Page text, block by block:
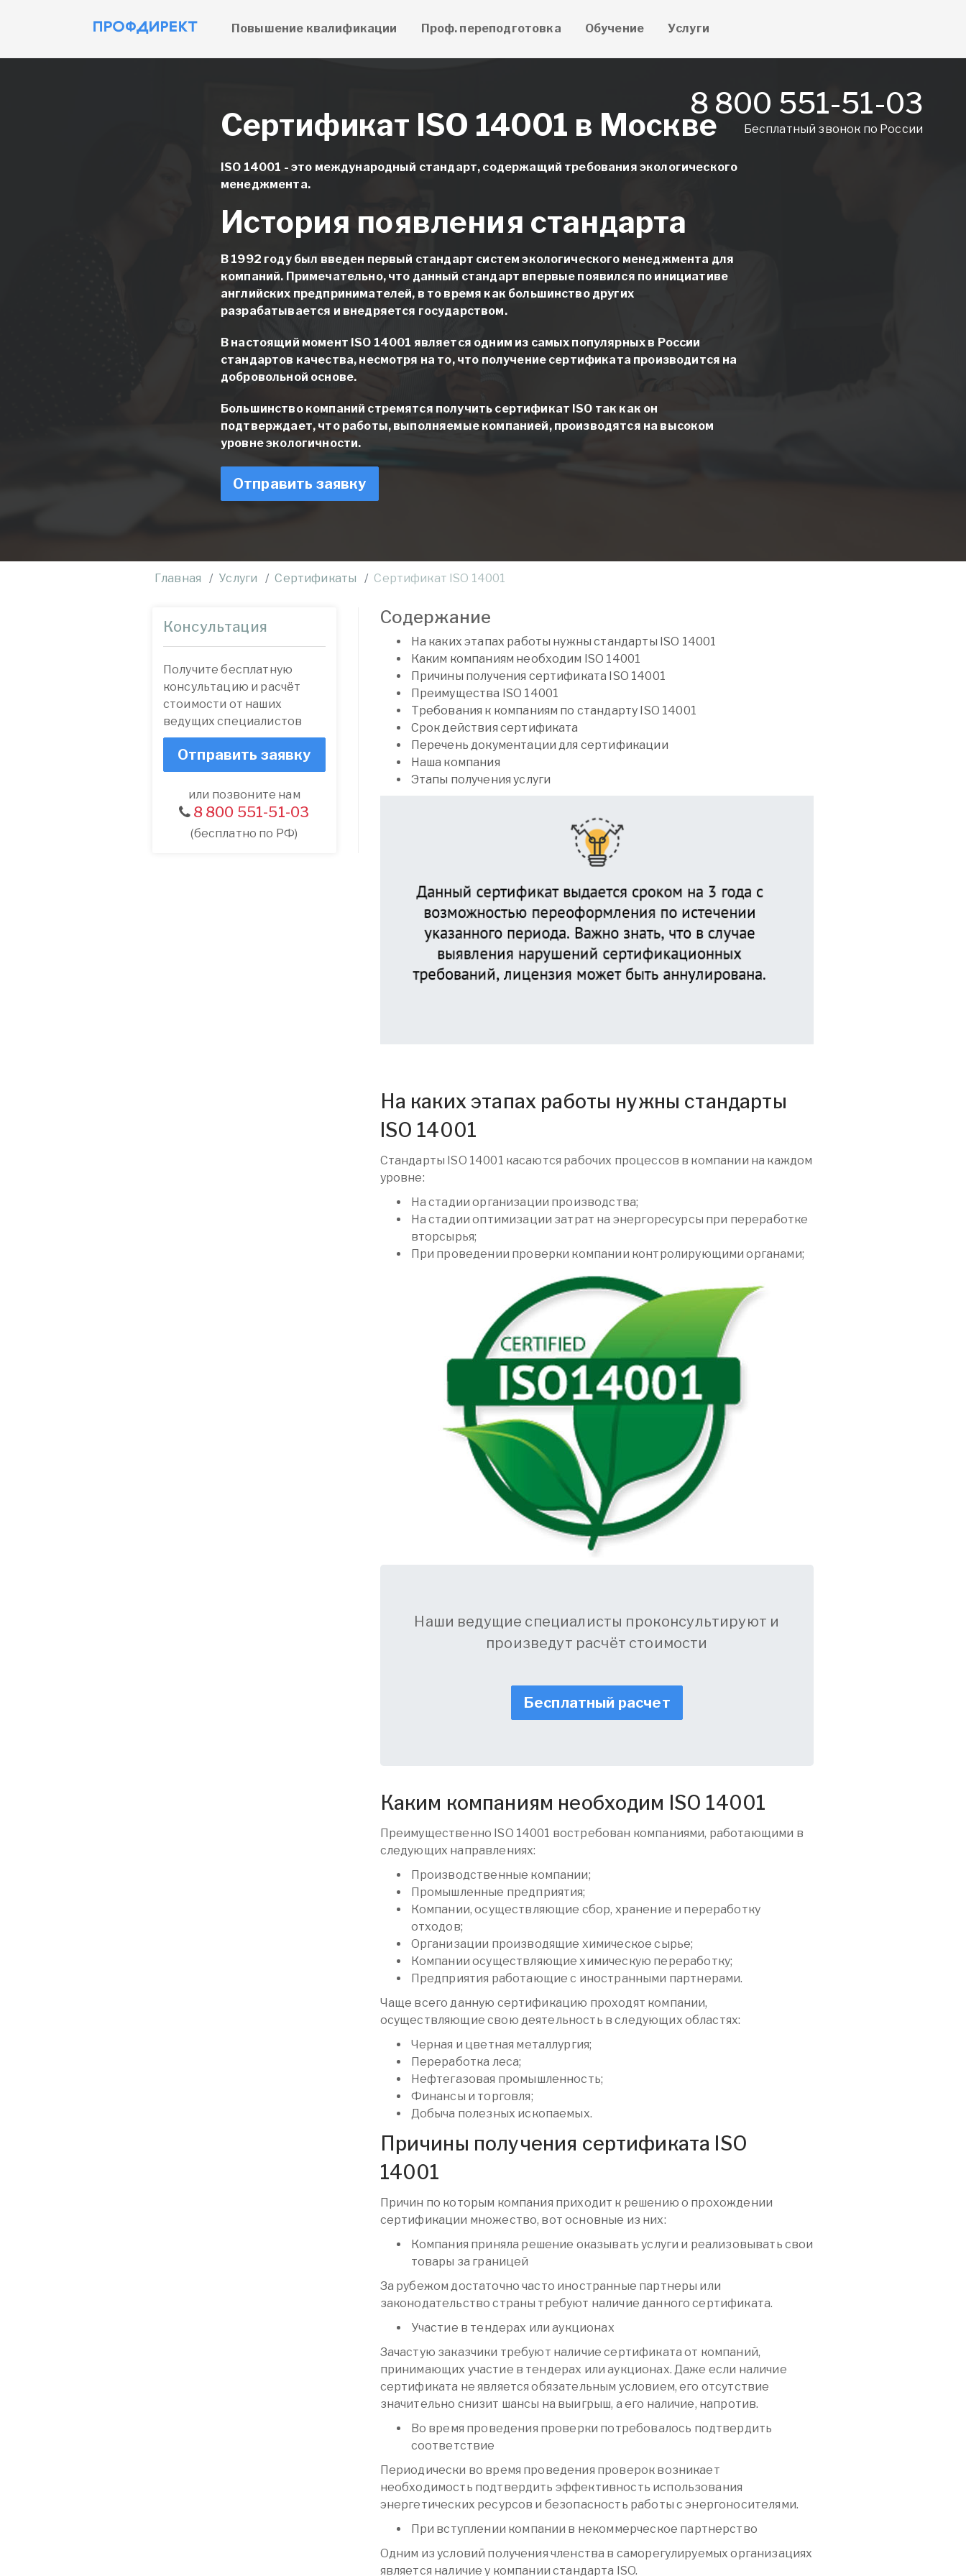
Повышение квалификации Проф. переподготовка Обучение Услуги
8 800 551-51-03
Бесплатный звонок по России
Сертификат ISO 14001 в Москве
ISO 14001 - это международный стандарт, содержащий требования экологического
менеджмента.
История появления стандарта
В 1992 году был введен первый стандарт систем экологического менеджмента для
компаний. Примечательно, что данный стандарт впервые появился по инициативе
английских предпринимателей, в то время как большинство других
разрабатывается и внедряется государством.
В настоящий момент ISO 14001 является одним из самых популярных в России
стандартов качества, несмотря на то, что получение сертификата производится на
добровольной основе.
Большинство компаний стремятся получить сертификат ISO так как он
подтверждает, что работы, выполняемые компанией, производятся на высоком
уровне экологичности.
Отправить заявку
Главная Услуги Сертификаты Сертификат ISO 14001
Консультация
Получите бесплатную
консультацию и расчёт
стоимости от наших
ведущих специалистов
Отправить заявку
или позвоните нам
8 800 551-51-03
(бесплатно по РФ)
Содержание
На каких этапах работы нужны стандарты ISO 14001
Каким компаниям необходим ISO 14001
Причины получения сертификата ISO 14001
Преимущества ISO 14001
Требования к компаниям по стандарту ISO 14001
Срок действия сертификата
Перечень документации для сертификации
Наша компания
Этапы получения услуги
На каких этапах работы нужны стандарты
ISO 14001
Стандарты ISO 14001 касаются рабочих процессов в компании на каждом
уровне:
На стадии организации производства;
На стадии оптимизации затрат на энергоресурсы при переработке
вторсырья;
При проведении проверки компании контролирующими органами;
Наши ведущие специалисты проконсультируют и
произведут расчёт стоимости
Бесплатный расчет
Каким компаниям необходим ISO 14001
Преимущественно ISO 14001 востребован компаниями, работающими в
следующих направлениях:
Производственные компании;
Промышленные предприятия;
Компании, осуществляющие сбор, хранение и переработку
отходов;
Организации производящие химическое сырье;
Компании осуществляющие химическую переработку;
Предприятия работающие с иностранными партнерами.
Чаще всего данную сертификацию проходят компании,
осуществляющие свою деятельность в следующих областях:
Черная и цветная металлургия;
Переработка леса;
Нефтегазовая промышленность;
Финансы и торговля;
Добыча полезных ископаемых.
Причины получения сертификата ISO
14001
Причин по которым компания приходит к решению о прохождении
сертификации множество, вот основные из них:
Компания приняла решение оказывать услуги и реализовывать свои
товары за границей
За рубежом достаточно часто иностранные партнеры или
законодательство страны требуют наличие данного сертификата.
Участие в тендерах или аукционах
Зачастую заказчики требуют наличие сертификата от компаний,
принимающих участие в тендерах или аукционах. Даже если наличие
сертификата не является обязательным условием, его отсутствие
значительно снизит шансы на выигрыш, а его наличие, напротив.
Во время проведения проверки потребовалось подтвердить
соответствие
Периодически во время проведения проверок возникает
необходимость подтвердить эффективность использования
энергетических ресурсов и безопасность работы с энергоносителями.
При вступлении компании в некоммерческое партнерство
Одним из условий получения членства в саморегулируемых организациях
является наличие у компании стандарта ISO.